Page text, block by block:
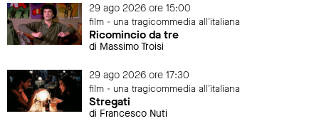
29 ago 2026 ore 15:00
film - una tragicommedia all'italiana
Ricomincio da tre
di Massimo Troisi
29 ago 2026 ore 17:30
film - una tragicommedia all'italiana
Stregati
di Francesco Nuti